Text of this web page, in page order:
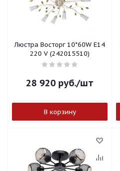
Люстра Восторг 10*60W E14
220 V (242015510)
28 920 руб./шт
В корзину